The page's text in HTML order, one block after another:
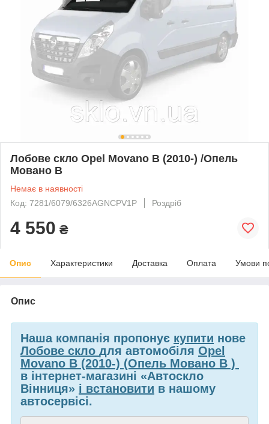
Лобове скло Opel Movano B (2010-) /Опель
Мовано В
Немає в наявності
Код: 7281/6079/6326AGNCPV1P
Роздріб
4 550 ₴
Опис Характеристики Доставка Оплата Умови
Опис
Наша компанія пропонує купити нове
Лобове скло для автомобіля Opel
Movano B (2010-) (Опель Мовано В )
в інтернет-магазині «Автоскло
Вінниця» і встановити в нашому
автосервісі.